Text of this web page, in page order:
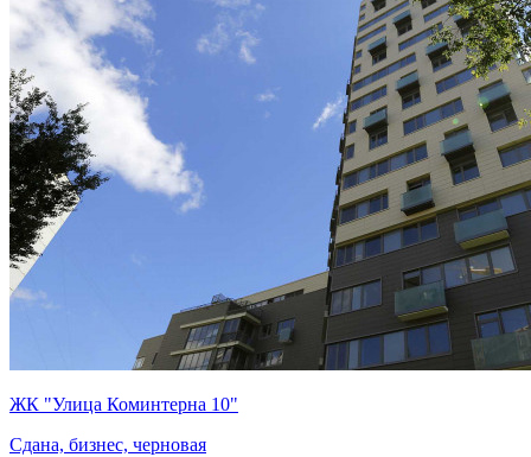
ЖК "Улица Коминтерна 10"
Сдана, бизнес, черновая